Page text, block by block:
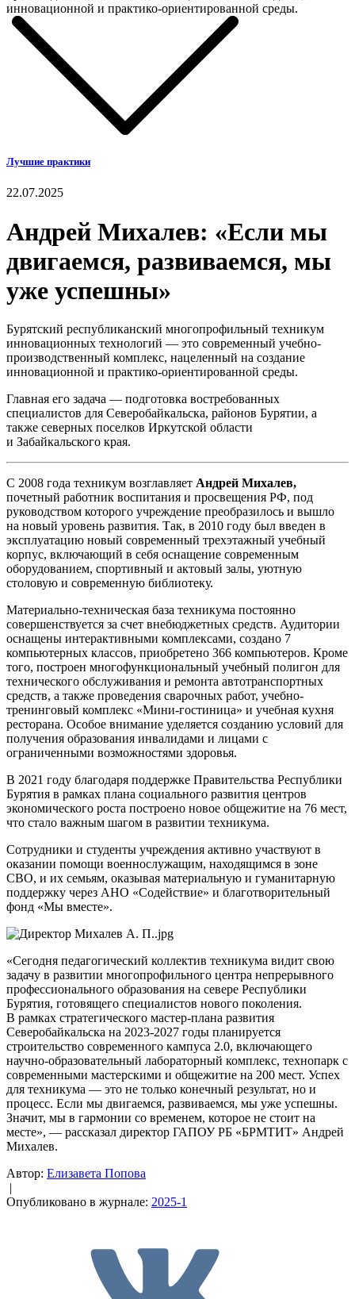
Лучшие практики
22.07.2025
Андрей Михалев: «Если мы
двигаемся, развиваемся, мы
уже успешны»
Бурятский республиканский многопрофильный техникум
инновационных технологий — это современный учебно-
производственный комплекс, нацеленный на создание
инновационной и практико-ориентированной среды.
Главная его задача — подготовка востребованных
специалистов для Северобайкальска, районов Бурятии, а
также северных поселков Иркутской области
и Забайкальского края.
С 2008 года техникум возглавляет Андрей Михалев,
почетный работник воспитания и просвещения РФ, под
руководством которого учреждение преобразилось и вышло
на новый уровень развития. Так, в 2010 году был введен в
эксплуатацию новый современный трехэтажный учебный
корпус, включающий в себя оснащение современным
оборудованием, спортивный и актовый залы, уютную
столовую и современную библиотеку.
Материально-техническая база техникума постоянно
совершенствуется за счет внебюджетных средств. Аудитории
оснащены интерактивными комплексами, создано 7
компьютерных классов, приобретено 366 компьютеров. Кроме
того, построен многофункциональный учебный полигон для
технического обслуживания и ремонта автотранспортных
средств, а также проведения сварочных работ, учебно-
тренинговый комплекс «Мини-гостиница» и учебная кухня
ресторана. Особое внимание уделяется созданию условий для
получения образования инвалидами и лицами с
ограниченными возможностями здоровья.
В 2021 году благодаря поддержке Правительства Республики
Бурятия в рамках плана социального развития центров
экономического роста построено новое общежитие на 76 мест,
что стало важным шагом в развитии техникума.
Сотрудники и студенты учреждения активно участвуют в
оказании помощи военнослужащим, находящимся в зоне
СВО, и их семьям, оказывая материальную и гуманитарную
поддержку через АНО «Содействие» и благотворительный
фонд «Мы вместе».
«Сегодня педагогический коллектив техникума видит свою
задачу в развитии многопрофильного центра непрерывного
профессионального образования на севере Республики
Бурятия, готовящего специалистов нового поколения.
В рамках стратегического мастер-плана развития
Северобайкальска на 2023-2027 годы планируется
строительство современного кампуса 2.0, включающего
научно-образовательный лабораторный комплекс, технопарк с
современными мастерскими и общежитие на 200 мест. Успех
для техникума — это не только конечный результат, но и
процесс. Если мы двигаемся, развиваемся, мы уже успешны.
Значит, мы в гармонии со временем, которое не стоит на
месте», — рассказал директор ГАПОУ РБ «БРМТИТ» Андрей
Михалев.
Автор: Елизавета Попова
|
Опубликовано в журнале: 2025-1